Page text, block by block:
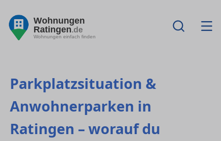
Wohnungen
Ratingen.de
Wohnungen einfach finden
Parkplatzsituation &
Anwohnerparken in
Ratingen – worauf du